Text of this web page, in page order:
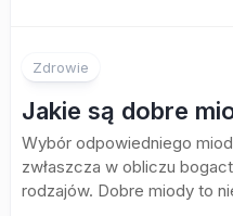
Zdrowie
Jakie są dobre
Wybór odpowiedniego
zwłaszcza w obliczu
rodzajów. Dobre miody to